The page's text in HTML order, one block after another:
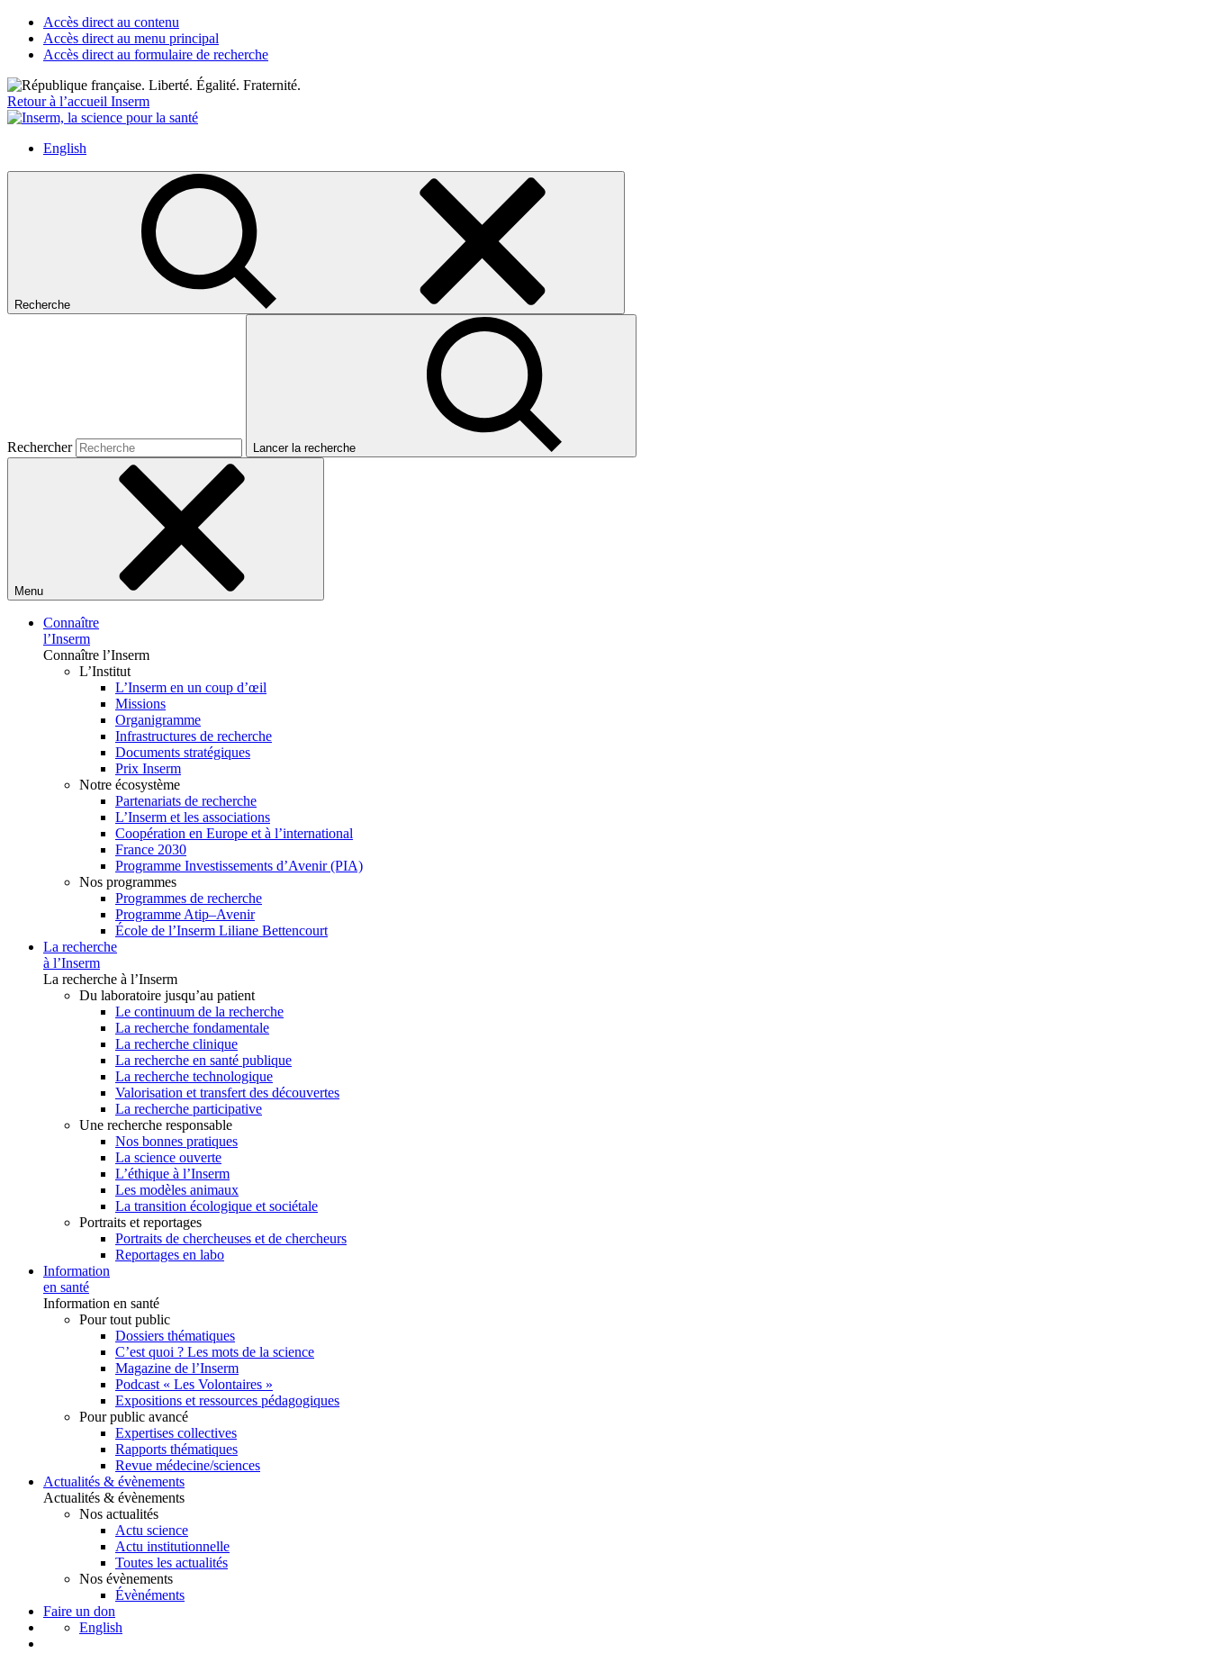
Accès direct au contenu
Accès direct au menu principal
Accès direct au formulaire de recherche
Retour à l’accueil Inserm
English
Recherche
Rechercher Lancer la recherche
Menu
Connaître
l’Inserm
Connaître l’Inserm
L’Institut
L’Inserm en un coup d’œil
Missions
Organigramme
Infrastructures de recherche
Documents stratégiques
Prix Inserm
Notre écosystème
Partenariats de recherche
L’Inserm et les associations
Coopération en Europe et à l’international
France 2030
Programme Investissements d’Avenir (PIA)
Nos programmes
Programmes de recherche
Programme Atip–Avenir
École de l’Inserm Liliane Bettencourt
La recherche
à l’Inserm
La recherche à l’Inserm
Du laboratoire jusqu’au patient
Le continuum de la recherche
La recherche fondamentale
La recherche clinique
La recherche en santé publique
La recherche technologique
Valorisation et transfert des découvertes
La recherche participative
Une recherche responsable
Nos bonnes pratiques
La science ouverte
L’éthique à l’Inserm
Les modèles animaux
La transition écologique et sociétale
Portraits et reportages
Portraits de chercheuses et de chercheurs
Reportages en labo
Information
en santé
Information en santé
Pour tout public
Dossiers thématiques
C’est quoi ? Les mots de la science
Magazine de l’Inserm
Podcast « Les Volontaires »
Expositions et ressources pédagogiques
Pour public avancé
Expertises collectives
Rapports thématiques
Revue médecine/sciences
Actualités & évènements
Actualités & évènements
Nos actualités
Actu science
Actu institutionnelle
Toutes les actualités
Nos évènements
Évènéments
Faire un don
English